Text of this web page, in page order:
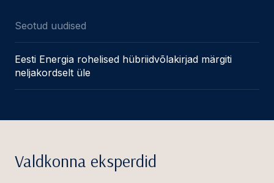
Seotud uudised
Eesti Energia rohelised hübriidvõlakirjad märgiti
neljakordselt üle
Valdkonna eksperdid